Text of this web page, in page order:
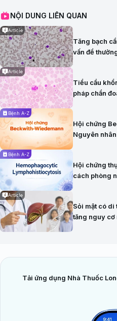
NỘI DUNG LIÊN QUAN
Article
Tăng bạch
vấn đề
Article
Tiểu cầu
pháp chẩn
Bệnh A-Z
Hội chứng
Nguyên
Bệnh A-Z
Hội chứng
cách phòng
Article
Sỏi mật có di
tăng nguy cơ
Tải ứng dụng Nhà Thuốc